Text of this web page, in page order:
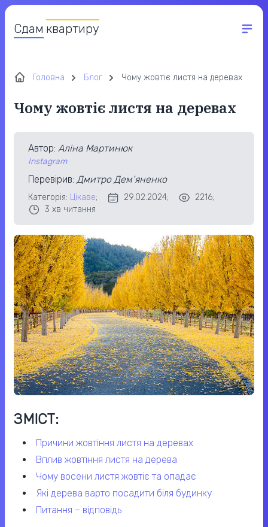
Сдам квартиру
Головна Блог Чому жовтіє листя на деревах
Чому жовтіє листя на деревах
Автор: Аліна Мартинюк
Instagram
Перевірив: Дмитро Дем‘яненко
Категорія: Цікаве; 29.02.2024;
2216;
3 хв читання
ЗМІСТ:
причини жовтіння листя на деревах
вплив жовтіння листя на дерева
чому восени листя жовтіє та опадає
які дерева варто посадити біля будинку
питання – відповідь